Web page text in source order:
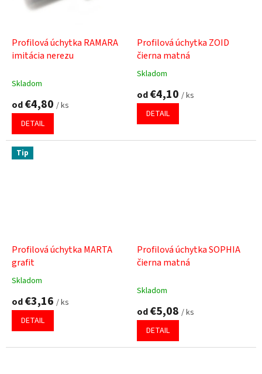
Profilová úchytka RAMARA
imitácia nerezu
Skladom
od€4,80 / ks
DETAIL
Profilová úchytka ZOID
čierna matná
Priemerné
produktu
5,0
5
Skladom
od€4,10 / ks
DETAIL
Tip
Profilová úchytka MARTA
grafit
Priemerné
produktu
5,0
5
Skladom
od€3,16 / ks
DETAIL
Profilová úchytka SOPHIA
čierna matná
Skladom
od€5,08 / ks
DETAIL